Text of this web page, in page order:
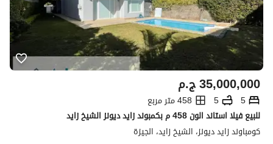
ج.م35,000,000
5
5
458 متر مربع
للبيع فيلا استاند الون 458 م بكمبوند زايد ديونز الشيخ زايد
كومباوند زايد ديونز، الشيخ زايد، الجيزة